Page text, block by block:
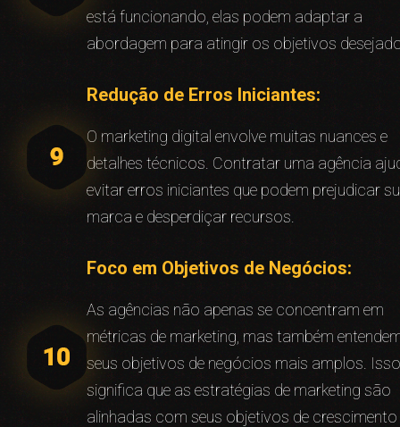
está funcionando, elas podem adaptar a
abordagem para atingir os objetivos
Redução de Erros Iniciantes:
O marketing digital envolve muitas nuances e
detalhes técnicos. Contratar uma agência
evitar erros iniciantes que podem prejudicar
marca e desperdiçar recursos.
Foco em Objetivos de Negócios:
As agências não apenas se concentram em
métricas de marketing, mas também
seus objetivos de negócios mais amplos. Isso
significa que as estratégias de marketing são
alinhadas com seus objetivos de